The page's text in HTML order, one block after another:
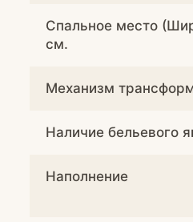
Спальное место
см.
Механизм
Наличие бельевого
Наполнение